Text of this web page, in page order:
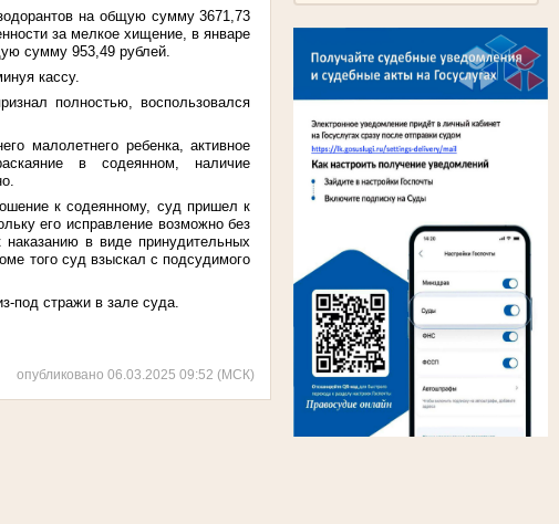
на общую сумму 3671,73
за мелкое хищение, в январе
сумму 953,49 рублей.
кассу.
полностью, воспользовался
малолетнего ребенка, активное
в содеянном, наличие
к содеянному, суд пришел к
его исправление возможно без
в виде принудительных
того суд взыскал с подсудимого
под стражи в зале суда.
опубликовано 06.03.2025 09:52 (МСК)